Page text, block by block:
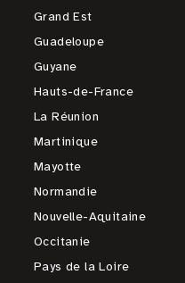
Grand Est
Guadeloupe
Guyane
Hauts-de-France
La Réunion
Martinique
Mayotte
Normandie
Nouvelle-Aquitaine
Occitanie
Pays de la Loire